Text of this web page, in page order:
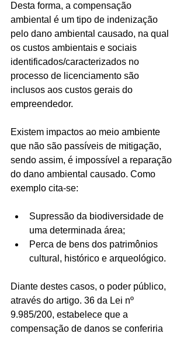
Desta forma, a compensação
ambiental é um tipo de indenização
pelo dano ambiental causado, na qual
os custos ambientais e sociais
identificados/caracterizados no
processo de licenciamento são
inclusos aos custos gerais do
empreendedor.
Existem impactos ao meio ambiente
que não são passíveis de mitigação,
sendo assim, é impossível a reparação
do dano ambiental causado. Como
exemplo cita-se:
Supressão da biodiversidade de
uma determinada área;
Perca de bens dos patrimônios
cultural, histórico e arqueológico.
Diante destes casos, o poder público,
através do artigo. 36 da Lei nº
9.985/200, estabelece que a
compensação de danos se conferiria